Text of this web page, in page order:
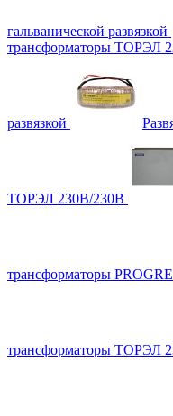
гальванической развязкой
трансформаторы ТОРЭЛ
развязкой
ТОРЭЛ 230В/230В
трансформаторы
трансформаторы ТОРЭЛ